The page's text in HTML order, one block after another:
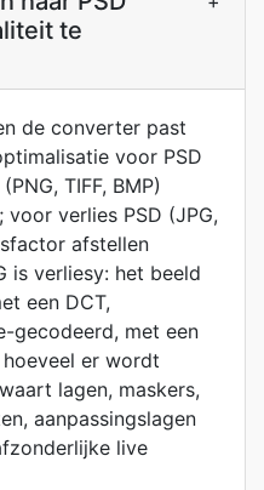
te
de converter past
voor PSD
TIFF, BMP)
verlies PSD (JPG,
afstellen
is verliesy: het beeld
een DCT,
gecodeerd, met een
er wordt
lagen, maskers,
aanpassingslagen
live